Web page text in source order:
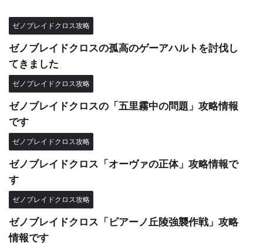
ゼノブレイドクロス攻略
ゼノブレイドクロスの孤高のゲーアハルトを討伐し
てきました
ゼノブレイドクロス攻略
ゼノブレイドクロスの「五里霧中の問題」攻略情報
です
ゼノブレイドクロス攻略
ゼノブレイドクロス「オーヴァの正体」攻略情報で
す
ゼノブレイドクロス攻略
ゼノブレイドクロス「ビアーノ丘陵強襲作戦」攻略
情報です